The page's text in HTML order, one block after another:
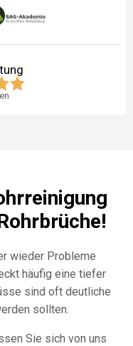
wieder Probleme
häufig eine tiefer
sind oft deutliche
sollten.
Sie sich von uns